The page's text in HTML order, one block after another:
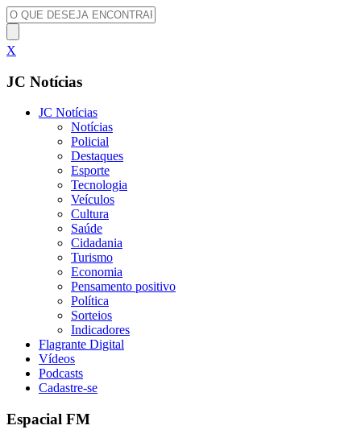
X
JC Notícias
JC Notícias
Notícias
Policial
Destaques
Esporte
Tecnologia
Veículos
Cultura
Saúde
Cidadania
Turismo
Economia
Pensamento positivo
Política
Sorteios
Indicadores
Flagrante Digital
Vídeos
Podcasts
Cadastre-se
Espacial FM